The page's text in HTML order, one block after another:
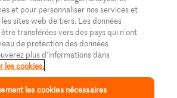
& contact
coopératives Migros
et pour personnaliser nos services et
sites web de tiers. Les données
transférées vers des pays qui n'ont
de protection des données
plus d'informations dans
les cookies.
les cookies nécessaires